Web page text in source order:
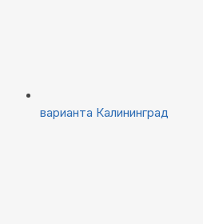
варианта Калининград